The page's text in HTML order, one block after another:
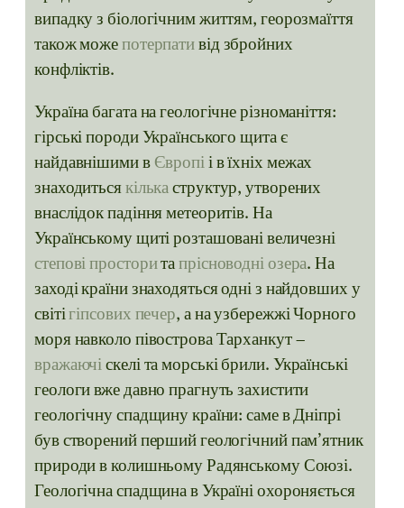
випадку з біологічним життям, георозмаїття
також може потерпати від збройних
конфліктів.
Україна багата на геологічне різноманіття:
гірські породи Українського щита є
найдавнішими в Європіі в їхніх межах
знаходиться кілька структур, утворених
внаслідок падіння метеоритів. На
Українському щиті розташовані величезні
степові просторитапрісноводні озера. На
заході країни знаходяться одні з найдовших у
світігіпсових печер, а на узбережжі Чорного
моря навколо півострова Тарханкут –
вражаючі скелі та морські брили. Українські
геологи вже давно прагнуть захистити
геологічну спадщину країни: саме в Дніпрі
був створений перший геологічний пам’ятник
природи в колишньому Радянському Союзі.
Геологічна спадщина в Україні охороняється